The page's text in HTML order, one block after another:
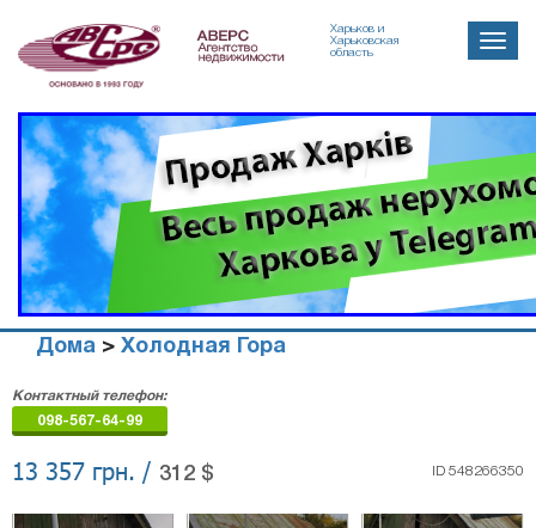
Харьков и
Харьковская
область
Toggle
Дома > Холодная Гора
недвижимости
"Аверс"
Контактный телефон:
098-567-64-99
13 357 грн. / 312 $ ID 548266350